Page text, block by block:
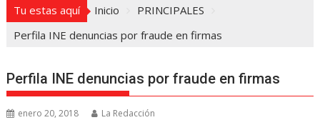
Tu estas aquí Inicio
PRINCIPALES
Perfila INE denuncias por fraude en firmas
Perfila INE denuncias por fraude en firmas
enero 20, 2018 La Redacción